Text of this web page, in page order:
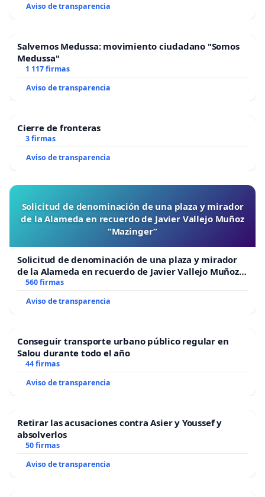
Aviso de transparencia
Salvemos Medussa: movimiento ciudadano "Somos
Medussa"
1 117 firmas
Aviso de transparencia
Cierre de fronteras
3 firmas
Aviso de transparencia
Solicitud de denominación de una plaza y mirador
de la Alameda en recuerdo de Javier Vallejo Muñoz
“Mazinger”
Solicitud de denominación de una plaza y mirador
de la Alameda en recuerdo de Javier Vallejo Muñoz
“Mazinger”
560 firmas
Aviso de transparencia
Conseguir transporte urbano público regular en
Salou durante todo el año
44 firmas
Aviso de transparencia
Retirar las acusaciones contra Asier y Youssef y
absolverlos
50 firmas
Aviso de transparencia